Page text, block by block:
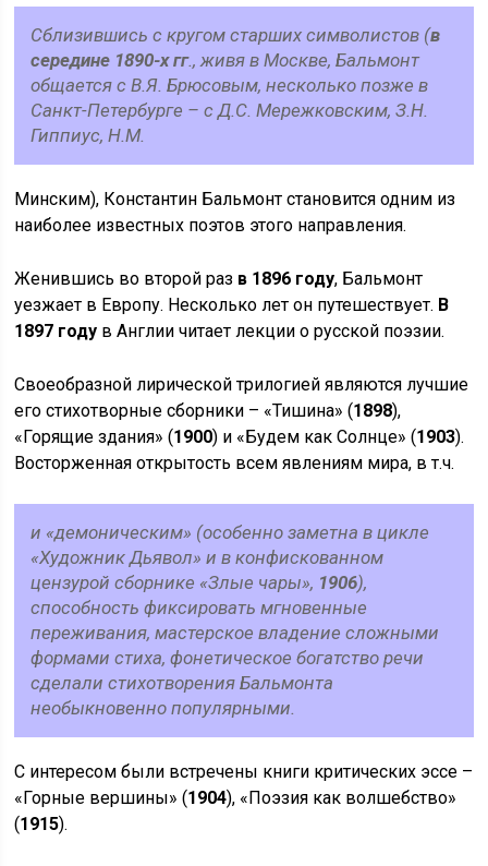
Сблизившись с кругом старших символистов (в
середине 1890-х гг., живя в Москве, Бальмонт
общается с В.Я. Брюсовым, несколько позже в
Санкт-Петербурге – с Д.С. Мережковским, З.Н.
Гиппиус, Н.М.
Минским), Константин Бальмонт становится одним из
наиболее известных поэтов этого направления.
Женившись во второй раз в 1896 году, Бальмонт
уезжает в Европу. Несколько лет он путешествует. В
1897 году в Англии читает лекции о русской поэзии.
Своеобразной лирической трилогией являются лучшие
его стихотворные сборники – «Тишина» (1898),
«Горящие здания» (1900) и «Будем как Солнце» (1903).
Восторженная открытость всем явлениям мира, в т.ч.
и «демоническим» (особенно заметна в цикле
«Художник Дьявол» и в конфискованном
цензурой сборнике «Злые чары», 1906),
способность фиксировать мгновенные
переживания, мастерское владение сложными
формами стиха, фонетическое богатство речи
сделали стихотворения Бальмонта
необыкновенно популярными.
С интересом были встречены книги критических эссе –
«Горные вершины» (1904), «Поэзия как волшебство»
(1915).